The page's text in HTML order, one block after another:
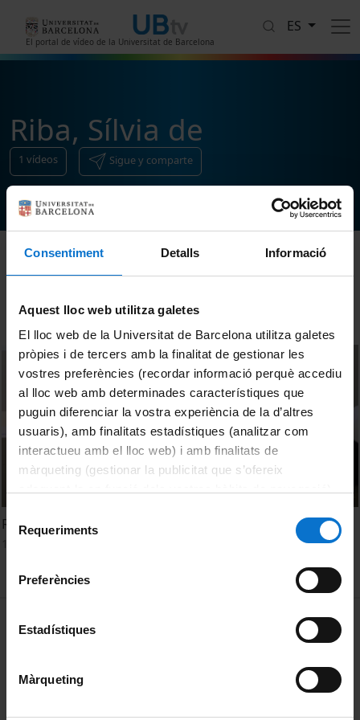
Consentiment Detalls Informació
Aquest lloc web utilitza galetes
El lloc web de la Universitat de Barcelona utilitza galetes
pròpies i de tercers amb la finalitat de gestionar les
vostres preferències (recordar informació perquè accediu
al lloc web amb determinades característiques que
puguin diferenciar la vostra experiència de la d’altres
usuaris), amb finalitats estadístiques (analitzar com
interactueu amb el lloc web) i amb finalitats de
màrqueting (gestionar la publicitat que s’ofereix
consultar laPolítica de galetes del lloc web de la
Requeriments
Preferències
Estadístiques
Màrqueting
El portal de vídeo de la Universitat de Barcelona
ES
Riba, Sílvia de
1 vídeos Sigue y comparte
Ordenar
Relatorio - Marta Reig, Gabriela Espinosa y Sílvia de Riba
MENÚ PEU 1
Política de Cookies
Privacidad y términos